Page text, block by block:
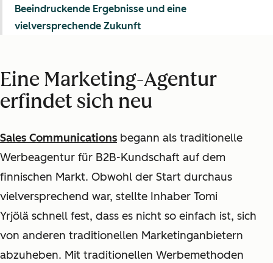
Eine Marketing-Agentur
erfindet sich neu
Sales Communications begann als traditionelle
Werbeagentur für B2B-Kundschaft auf dem
finnischen Markt. Obwohl der Start durchaus
vielversprechend war, stellte Inhaber Tomi
Yrjölä schnell fest, dass es nicht so einfach ist, sich
von anderen traditionellen Marketinganbietern
abzuheben. Mit traditionellen Werbemethoden
Beeindruckende Ergebnisse und eine
vielversprechende Zukunft